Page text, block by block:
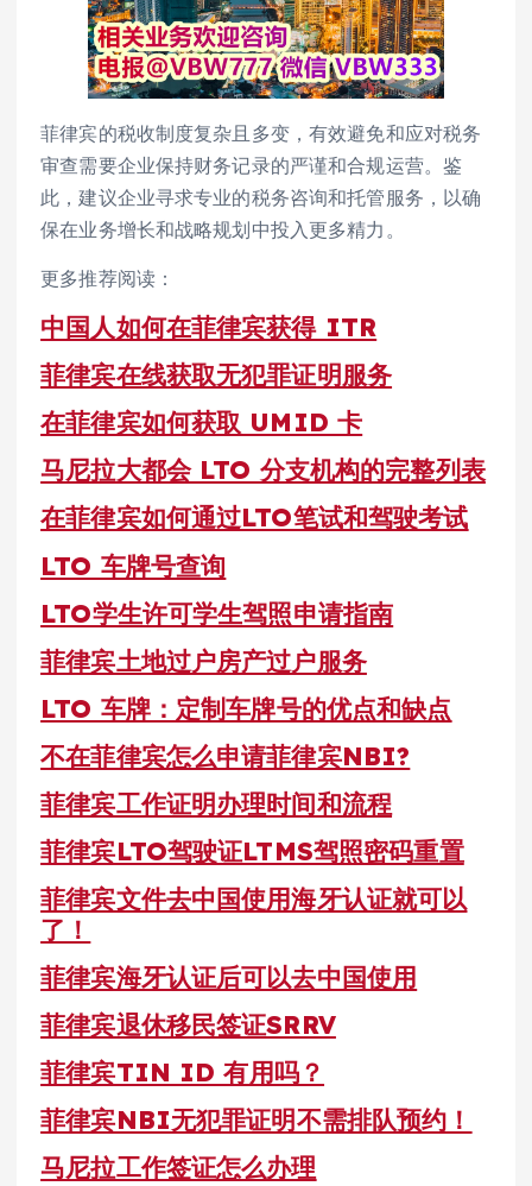
菲律宾的税收制度复杂且多变，有效避免和应对税务
审查需要企业保持财务记录的严谨和合规运营。鉴
此，建议企业寻求专业的税务咨询和托管服务，以确
保在业务增长和战略规划中投入更多精力。
更多推荐阅读：
中国人如何在菲律宾获得 ITR
菲律宾在线获取无犯罪证明服务
在菲律宾如何获取 UMID 卡
马尼拉大都会 LTO 分支机构的完整列表
在菲律宾如何通过LTO笔试和驾驶考试
LTO 车牌号查询
LTO学生许可学生驾照申请指南
菲律宾土地过户房产过户服务
LTO 车牌：定制车牌号的优点和缺点
不在菲律宾怎么申请菲律宾NBI?
菲律宾工作证明办理时间和流程
菲律宾LTO驾驶证LTMS驾照密码重置
菲律宾文件去中国使用海牙认证就可以
了！
菲律宾海牙认证后可以去中国使用
菲律宾退休移民签证SRRV
菲律宾TIN ID 有用吗？
菲律宾NBI无犯罪证明不需排队预约！
马尼拉工作签证怎么办理